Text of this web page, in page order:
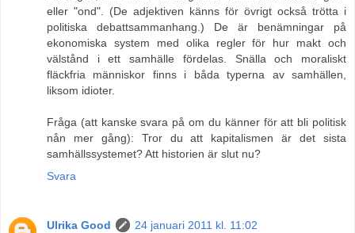
eller "ond". (De adjektiven känns för övrigt också trötta i
politiska debattsammanhang.) De är benämningar på
ekonomiska system med olika regler för hur makt och
välstånd i ett samhälle fördelas. Snälla och moraliskt
fläckfria människor finns i båda typerna av samhällen,
liksom idioter.
Fråga (att kanske svara på om du känner för att bli politisk
nån mer gång): Tror du att kapitalismen är det sista
samhällssystemet? Att historien är slut nu?
Svara
Ulrika Good
24 januari 2011 kl. 11:02